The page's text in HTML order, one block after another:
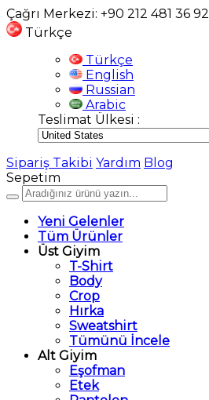
Çağrı Merkezi: +90 212 481 36 92
Türkçe
Türkçe
English
Russian
Arabic
Teslimat Ülkesi :
Sipariş Takibi Yardım Blog
Sepetim
Yeni Gelenler
Tüm Ürünler
Üst Giyim
T-Shirt
Body
Crop
Hırka
Sweatshirt
Tümünü İncele
Alt Giyim
Eşofman
Etek